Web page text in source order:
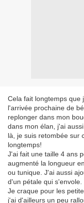
Cela fait longtemps que
l'arrivée prochaine de
replonger dans mon
dans mon élan, j'ai
là, je suis retombée sur
longtemps!
J'ai fait une taille 4 ans
augmenté la longueur
ou tunique. J'ai aussi
d'un pétale qui s'envole.
Je craque pour les
j'ai d'ailleurs un peu